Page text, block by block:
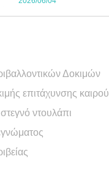
Δοκιμών
επιτάχυνσης καιρού
ντουλάπι